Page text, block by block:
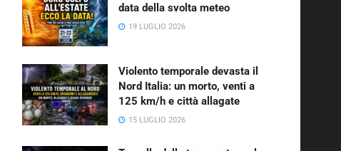
data della svolta meteo
19 LUGLIO 2026
Violento temporale devasta il
Nord Italia: un morto, venti a
125 km/h e città allagate
15 LUGLIO 2026